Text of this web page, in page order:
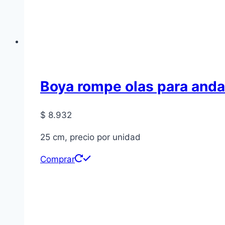
Boya rompe olas para
$ 8.932
25 cm, precio por unidad
Comprar